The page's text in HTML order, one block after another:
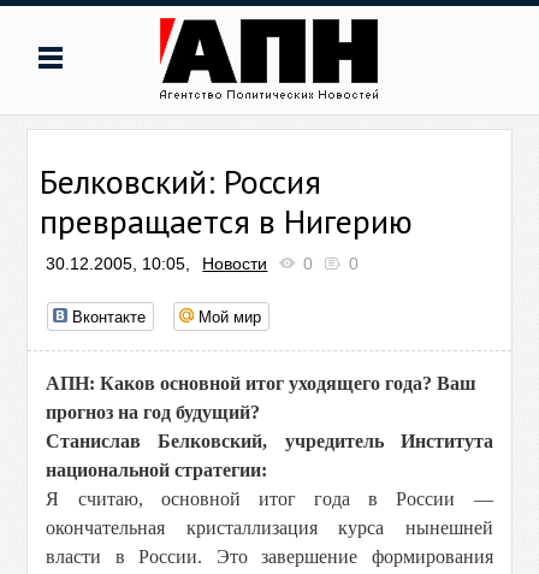
Белковский: Россия
превращается в Нигерию
30.12.2005, 10:05, Новости 0 0
Вконтакте Мой мир
АПН: Каков основной итог уходящего года? Ваш
прогноз на год будущий?
Станислав Белковский, учредитель Института
национальной стратегии:
Я считаю, основной итог года в России —
окончательная кристаллизация курса нынешней
власти в России. Это завершение формирования